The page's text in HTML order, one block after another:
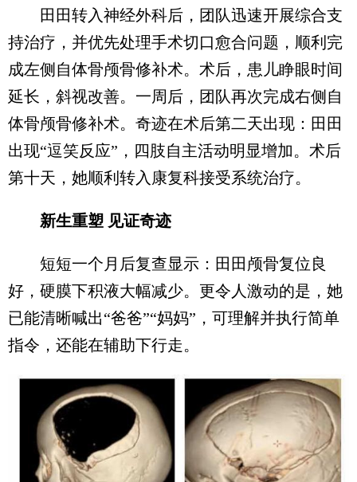
田田转入神经外科后，团队迅速开展综合支
持治疗，并优先处理手术切口愈合问题，顺利完
成左侧自体骨颅骨修补术。术后，患儿睁眼时间
延长，斜视改善。一周后，团队再次完成右侧自
体骨颅骨修补术。奇迹在术后第二天出现：田田
出现“逗笑反应”，四肢自主活动明显增加。术后
第十天，她顺利转入康复科接受系统治疗。
新生重塑 见证奇迹
短短一个月后复查显示：田田颅骨复位良
好，硬膜下积液大幅减少。更令人激动的是，她
已能清晰喊出“爸爸”“妈妈”，可理解并执行简单
指令，还能在辅助下行走。